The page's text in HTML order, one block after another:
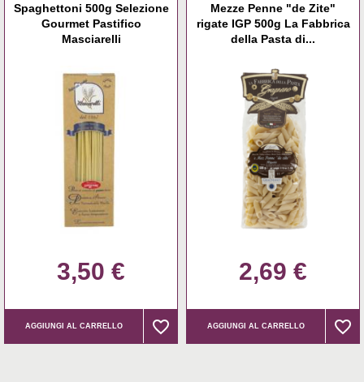
Spaghettoni 500g Selezione
Gourmet Pastifico
Masciarelli
3,50 €
AGGIUNGI AL CARRELLO favorite_border
favorite_border
Mezze Penne "de Zite"
rigate IGP 500g La Fabbrica
della Pasta di...
2,69 €
AGGIUNGI AL CARRELLO favorite_border
favorite_border